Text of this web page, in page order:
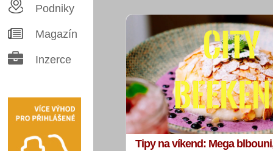
Podniky
Magazín
Inzerce
Tipy na víkend: Mega